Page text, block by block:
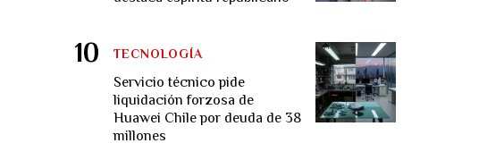
Servicio técnico pide
liquidación forzosa de
Huawei Chile por deuda de 38
millones
TECNOLOGÍA